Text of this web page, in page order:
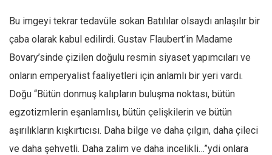
Türkiye
Siyaset
Dünya
Afrika
İslam Dünyası
Bu imgeyi tekrar tedavüle sokan Batılılar olsaydı anlaşılır bir
çaba olarak kabul edilirdi. Gustav Flaubert’in Madame
Bovary’sinde çizilen doğulu resmin siyaset yapımcıları ve
onların emperyalist faaliyetleri için anlamlı bir yeri vardı.
Doğu “Bütün donmuş kalıpların buluşma noktası, bütün
egzotizmlerin eşanlamlısı, bütün çelişkilerin ve bütün
aşırılıkların kışkırtıcısı. Daha bilge ve daha çılgın, daha çileci
ve daha şehvetli. Daha zalim ve daha incelikli…”ydi onlara